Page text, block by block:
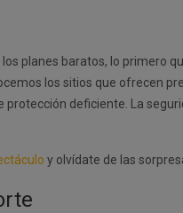
planes baratos, lo primero
los sitios que ofrecen
deficiente. La
y olvídate de las